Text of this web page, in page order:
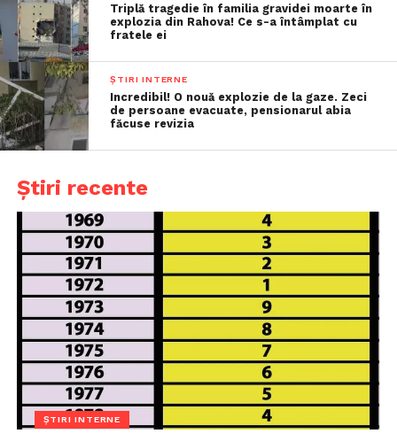
Triplă tragedie în familia gravidei moarte în
explozia din Rahova! Ce s-a întâmplat cu
fratele ei
ȘTIRI INTERNE
Incredibil! O nouă explozie de la gaze. Zeci
de persoane evacuate, pensionarul abia
făcuse revizia
Știri recente
ȘTIRI INTERNE